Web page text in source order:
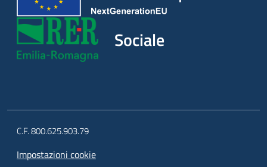
Sociale
C.F. 800.625.903.79
Impostazioni cookie